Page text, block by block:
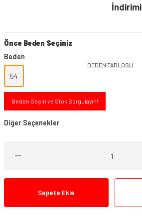
İndirimi
Önce Beden Seçiniz
Beden
54
BEDEN TABLOSU
Beden Seçin ve Stok Sorgulayın!
Diğer Seçenekler
Sepete Ekle